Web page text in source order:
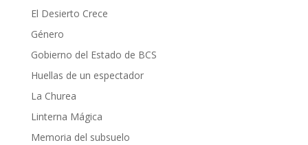
El Desierto Crece
Género
Gobierno del Estado de BCS
Huellas de un espectador
La Churea
Linterna Mágica
Memoria del subsuelo